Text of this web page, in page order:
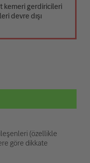
kemeri gerdiricileri
devre dışı
(özellikle
göre dikkate